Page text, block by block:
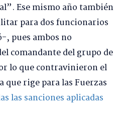
Ese mismo año también
para dos funcionarios
pues ambos no
comandante del grupo de
lo que contravinieron el
rige para las Fuerzas
las sanciones aplicadas